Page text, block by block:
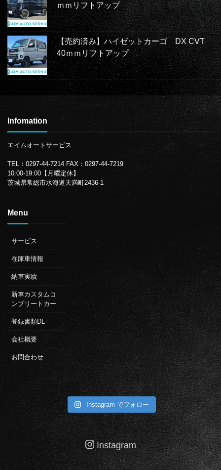
ｍｍリフトアップ
【売約済み】ハイゼットカーゴ DX CVT
40ｍｍリフトアップ
Infomation
エイムオートサービス
TEL：0297-44-7214 FAX：0297-44-7219
10:00-19:00【月曜定休】
茨城県常総市水海道天満町2436-1
Menu
サービス
在庫車情報
納車実績
新車カスタムコ
ンプリートカー
登録書類DL
会社概要
お問合わせ
Instagram でフォロー
Instagram